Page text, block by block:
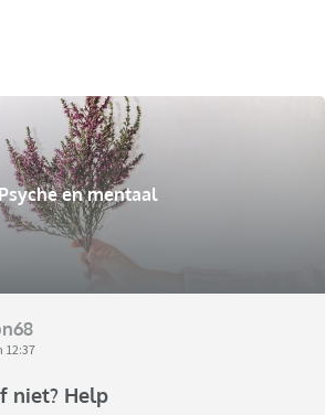
en mentaal
12:37
niet? Help